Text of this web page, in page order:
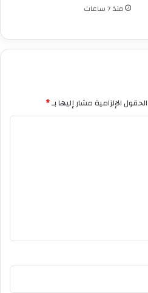
منذ 7 ساعات
الحقول الإلزامية مشار إليها بـ*